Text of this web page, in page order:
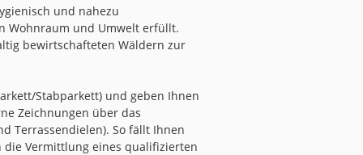
und nahezu
Wohnraum und Umwelt erfüllt.
bewirtschafteten Wäldern zur
Stabparkett) und geben Ihnen
Zeichnungen über das
Terrassendielen). So fällt Ihnen
Vermittlung eines qualifizierten